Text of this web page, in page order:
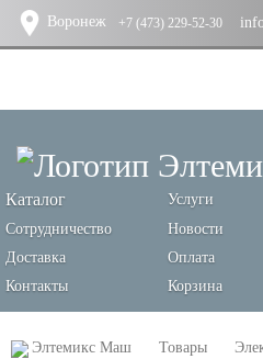
Воронеж +7 (473) 229-52-30
Каталог Услуги
Сотрудничество
Новости
Доставка
Оплата
Контакты
Корзина
Элтемикс Маш Товары